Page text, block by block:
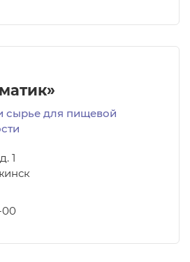
сырье для пищевой
1
00